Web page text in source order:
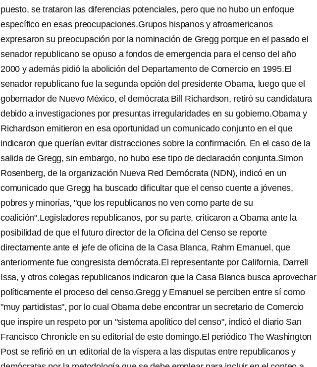
puesto, se trataron las diferencias potenciales, pero que no hubo un enfoque
específico en esas preocupaciones.Grupos hispanos y afroamericanos
expresaron su preocupación por la nominación de Gregg porque en el pasado el
senador republicano se opuso a fondos de emergencia para el censo del año
2000 y además pidió la abolición del Departamento de Comercio en 1995.El
senador republicano fue la segunda opción del presidente Obama, luego que el
gobernador de Nuevo México, el demócrata Bill Richardson, retiró su candidatura
debido a investigaciones por presuntas irregularidades en su gobierno.Obama y
Richardson emitieron en esa oportunidad un comunicado conjunto en el que
indicaron que querían evitar distracciones sobre la confirmación. En el caso de la
salida de Gregg, sin embargo, no hubo ese tipo de declaración conjunta.Simon
Rosenberg, de la organización Nueva Red Demócrata (NDN), indicó en un
comunicado que Gregg ha buscado dificultar que el censo cuente a jóvenes,
pobres y minorías, "que los republicanos no ven como parte de su
coalición".Legisladores republicanos, por su parte, criticaron a Obama ante la
posibilidad de que el futuro director de la Oficina del Censo se reporte
directamente ante el jefe de oficina de la Casa Blanca, Rahm Emanuel, que
anteriormente fue congresista demócrata.El representante por California, Darrell
Issa, y otros colegas republicanos indicaron que la Casa Blanca busca aprovechar
políticamente el proceso del censo.Gregg y Emanuel se perciben entre sí como
"muy partidistas", por lo cual Obama debe encontrar un secretario de Comercio
que inspire un respeto por un "sistema apolítico del censo", indicó el diario San
Francisco Chronicle en su editorial de este domingo.El periódico The Washington
Post se refirió en un editorial de la víspera a las disputas entre republicanos y